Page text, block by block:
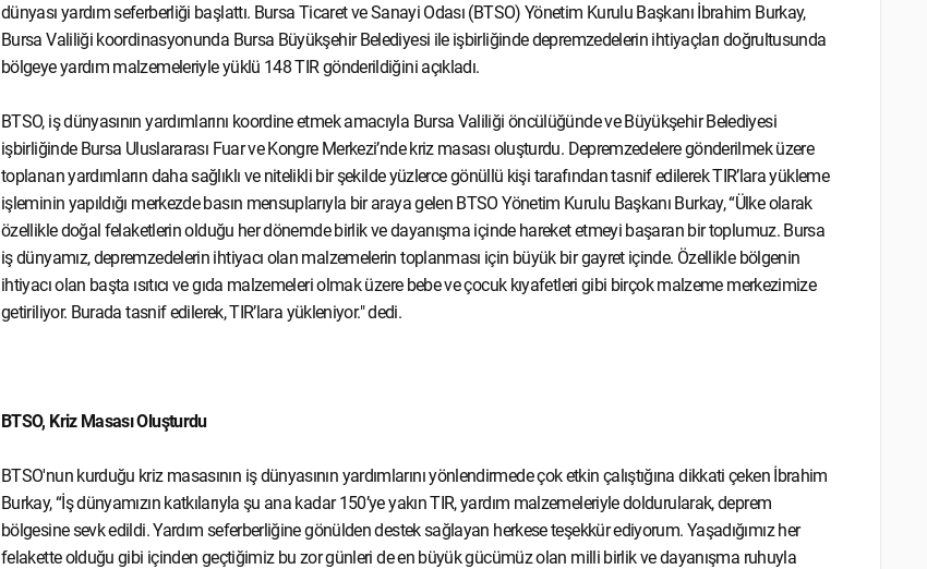
dünyası yardım seferberliği başlattı. Bursa Ticaret ve Sanayi Odası (BTSO) Yönetim Kurulu Başkanı İbrahim Burkay,
Bursa Valiliği koordinasyonunda Bursa Büyükşehir Belediyesi ile işbirliğinde depremzedelerin ihtiyaçları doğrultusunda
bölgeye yardım malzemeleriyle yüklü 148 TIR gönderildiğini açıkladı.
BTSO, iş dünyasının yardımlarını koordine etmek amacıyla Bursa Valiliği öncülüğünde ve Büyükşehir Belediyesi
işbirliğinde Bursa Uluslararası Fuar ve Kongre Merkezi’nde kriz masası oluşturdu. Depremzedelere gönderilmek üzere
toplanan yardımların daha sağlıklı ve nitelikli bir şekilde yüzlerce gönüllü kişi tarafından tasnif edilerek TIR’lara yükleme
işleminin yapıldığı merkezde basın mensuplarıyla bir araya gelen BTSO Yönetim Kurulu Başkanı Burkay, “Ülke olarak
özellikle doğal felaketlerin olduğu her dönemde birlik ve dayanışma içinde hareket etmeyi başaran bir toplumuz. Bursa
iş dünyamız, depremzedelerin ihtiyacı olan malzemelerin toplanması için büyük bir gayret içinde. Özellikle bölgenin
ihtiyacı olan başta ısıtıcı ve gıda malzemeleri olmak üzere bebe ve çocuk kıyafetleri gibi birçok malzeme merkezimize
getiriliyor. Burada tasnif edilerek, TIR’lara yükleniyor." dedi.
BTSO, Kriz Masası Oluşturdu
BTSO'nun kurduğu kriz masasının iş dünyasının yardımlarını yönlendirmede çok etkin çalıştığına dikkati çeken İbrahim
Burkay, “İş dünyamızın katkılarıyla şu ana kadar 150’ye yakın TIR, yardım malzemeleriyle doldurularak, deprem
bölgesine sevk edildi. Yardım seferberliğine gönülden destek sağlayan herkese teşekkür ediyorum. Yaşadığımız her
felakette olduğu gibi içinden geçtiğimiz bu zor günleri de en büyük gücümüz olan milli birlik ve dayanışma ruhuyla